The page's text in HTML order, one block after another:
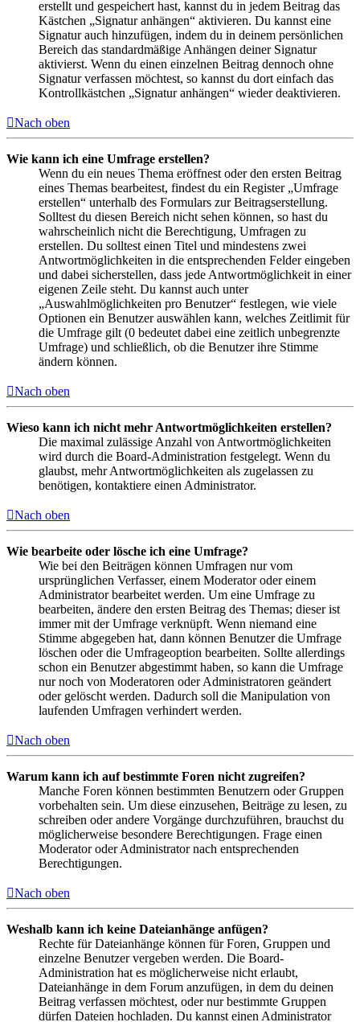
erstellt und gespeichert hast, kannst du in jedem Beitrag das
Kästchen „Signatur anhängen“ aktivieren. Du kannst eine
Signatur auch hinzufügen, indem du in deinem persönlichen
Bereich das standardmäßige Anhängen deiner Signatur
aktivierst. Wenn du einen einzelnen Beitrag dennoch ohne
Signatur verfassen möchtest, so kannst du dort einfach das
Kontrollkästchen „Signatur anhängen“ wieder deaktivieren.
Nach oben
Wie kann ich eine Umfrage erstellen?
Wenn du ein neues Thema eröffnest oder den ersten Beitrag
eines Themas bearbeitest, findest du ein Register „Umfrage
erstellen“ unterhalb des Formulars zur Beitragserstellung.
Solltest du diesen Bereich nicht sehen können, so hast du
wahrscheinlich nicht die Berechtigung, Umfragen zu
erstellen. Du solltest einen Titel und mindestens zwei
Antwortmöglichkeiten in die entsprechenden Felder eingeben
und dabei sicherstellen, dass jede Antwortmöglichkeit in einer
eigenen Zeile steht. Du kannst auch unter
„Auswahlmöglichkeiten pro Benutzer“ festlegen, wie viele
Optionen ein Benutzer auswählen kann, welches Zeitlimit für
die Umfrage gilt (0 bedeutet dabei eine zeitlich unbegrenzte
Umfrage) und schließlich, ob die Benutzer ihre Stimme
ändern können.
Nach oben
Wieso kann ich nicht mehr Antwortmöglichkeiten erstellen?
Die maximal zulässige Anzahl von Antwortmöglichkeiten
wird durch die Board-Administration festgelegt. Wenn du
glaubst, mehr Antwortmöglichkeiten als zugelassen zu
benötigen, kontaktiere einen Administrator.
Nach oben
Wie bearbeite oder lösche ich eine Umfrage?
Wie bei den Beiträgen können Umfragen nur vom
ursprünglichen Verfasser, einem Moderator oder einem
Administrator bearbeitet werden. Um eine Umfrage zu
bearbeiten, ändere den ersten Beitrag des Themas; dieser ist
immer mit der Umfrage verknüpft. Wenn niemand eine
Stimme abgegeben hat, dann können Benutzer die Umfrage
löschen oder die Umfrageoption bearbeiten. Sollte allerdings
schon ein Benutzer abgestimmt haben, so kann die Umfrage
nur noch von Moderatoren oder Administratoren geändert
oder gelöscht werden. Dadurch soll die Manipulation von
laufenden Umfragen verhindert werden.
Nach oben
Warum kann ich auf bestimmte Foren nicht zugreifen?
Manche Foren können bestimmten Benutzern oder Gruppen
vorbehalten sein. Um diese einzusehen, Beiträge zu lesen, zu
schreiben oder andere Vorgänge durchzuführen, brauchst du
möglicherweise besondere Berechtigungen. Frage einen
Moderator oder Administrator nach entsprechenden
Berechtigungen.
Nach oben
Weshalb kann ich keine Dateianhänge anfügen?
Rechte für Dateianhänge können für Foren, Gruppen und
einzelne Benutzer vergeben werden. Die Board-
Administration hat es möglicherweise nicht erlaubt,
Dateianhänge in dem Forum anzufügen, in dem du deinen
Beitrag verfassen möchtest, oder nur bestimmte Gruppen
dürfen Dateien hochladen. Du kannst einen Administrator